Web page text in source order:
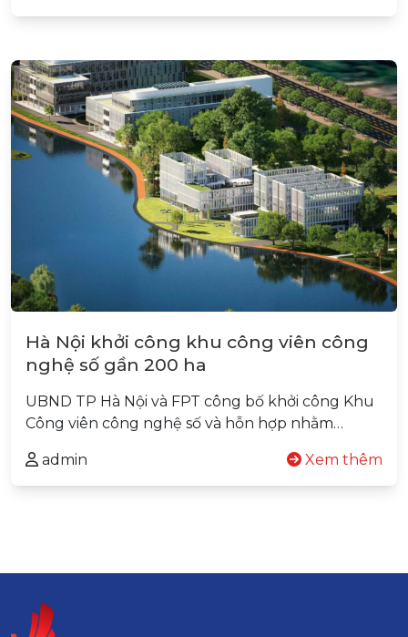
Hà Nội khởi công khu công viên công
nghệ số gần 200 ha
UBND TP Hà Nội và FPT công bố khởi công Khu
Công viên công nghệ số và hỗn hợp nhằm…
admin Xem thêm